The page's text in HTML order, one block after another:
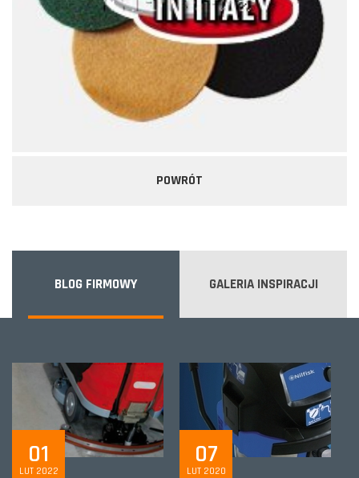
POWRÓT
BLOG FIRMOWY GALERIA INSPIRACJI
01
LUT 2022
07
LUT 2020